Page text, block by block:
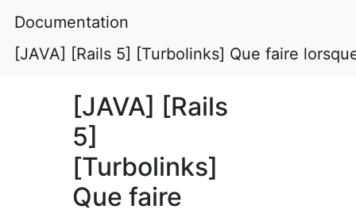
Documentation
[JAVA] [Rails 5] [Turbolinks] Que faire
[JAVA] [Rails
5]
[Turbolinks]
Que faire